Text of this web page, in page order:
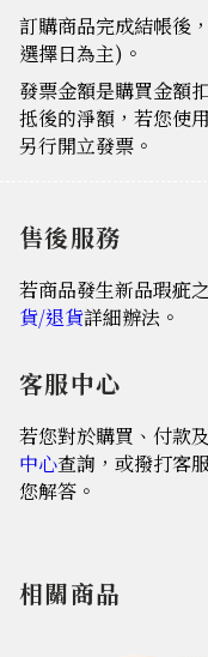
訂購商品完成結帳後
選擇日為主)。
發票金額是購買金額
抵後的淨額，若您使
另行開立發票。
售後服務
若商品發生新品瑕疵
貨/退貨詳細辦法。
客服中心
若您對於購買、付款
中心查詢，或撥打客
您解答。
相關商品